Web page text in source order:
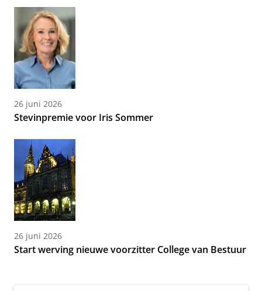
26 juni 2026
Stevinpremie voor Iris Sommer
26 juni 2026
Start werving nieuwe voorzitter College van Bestuur